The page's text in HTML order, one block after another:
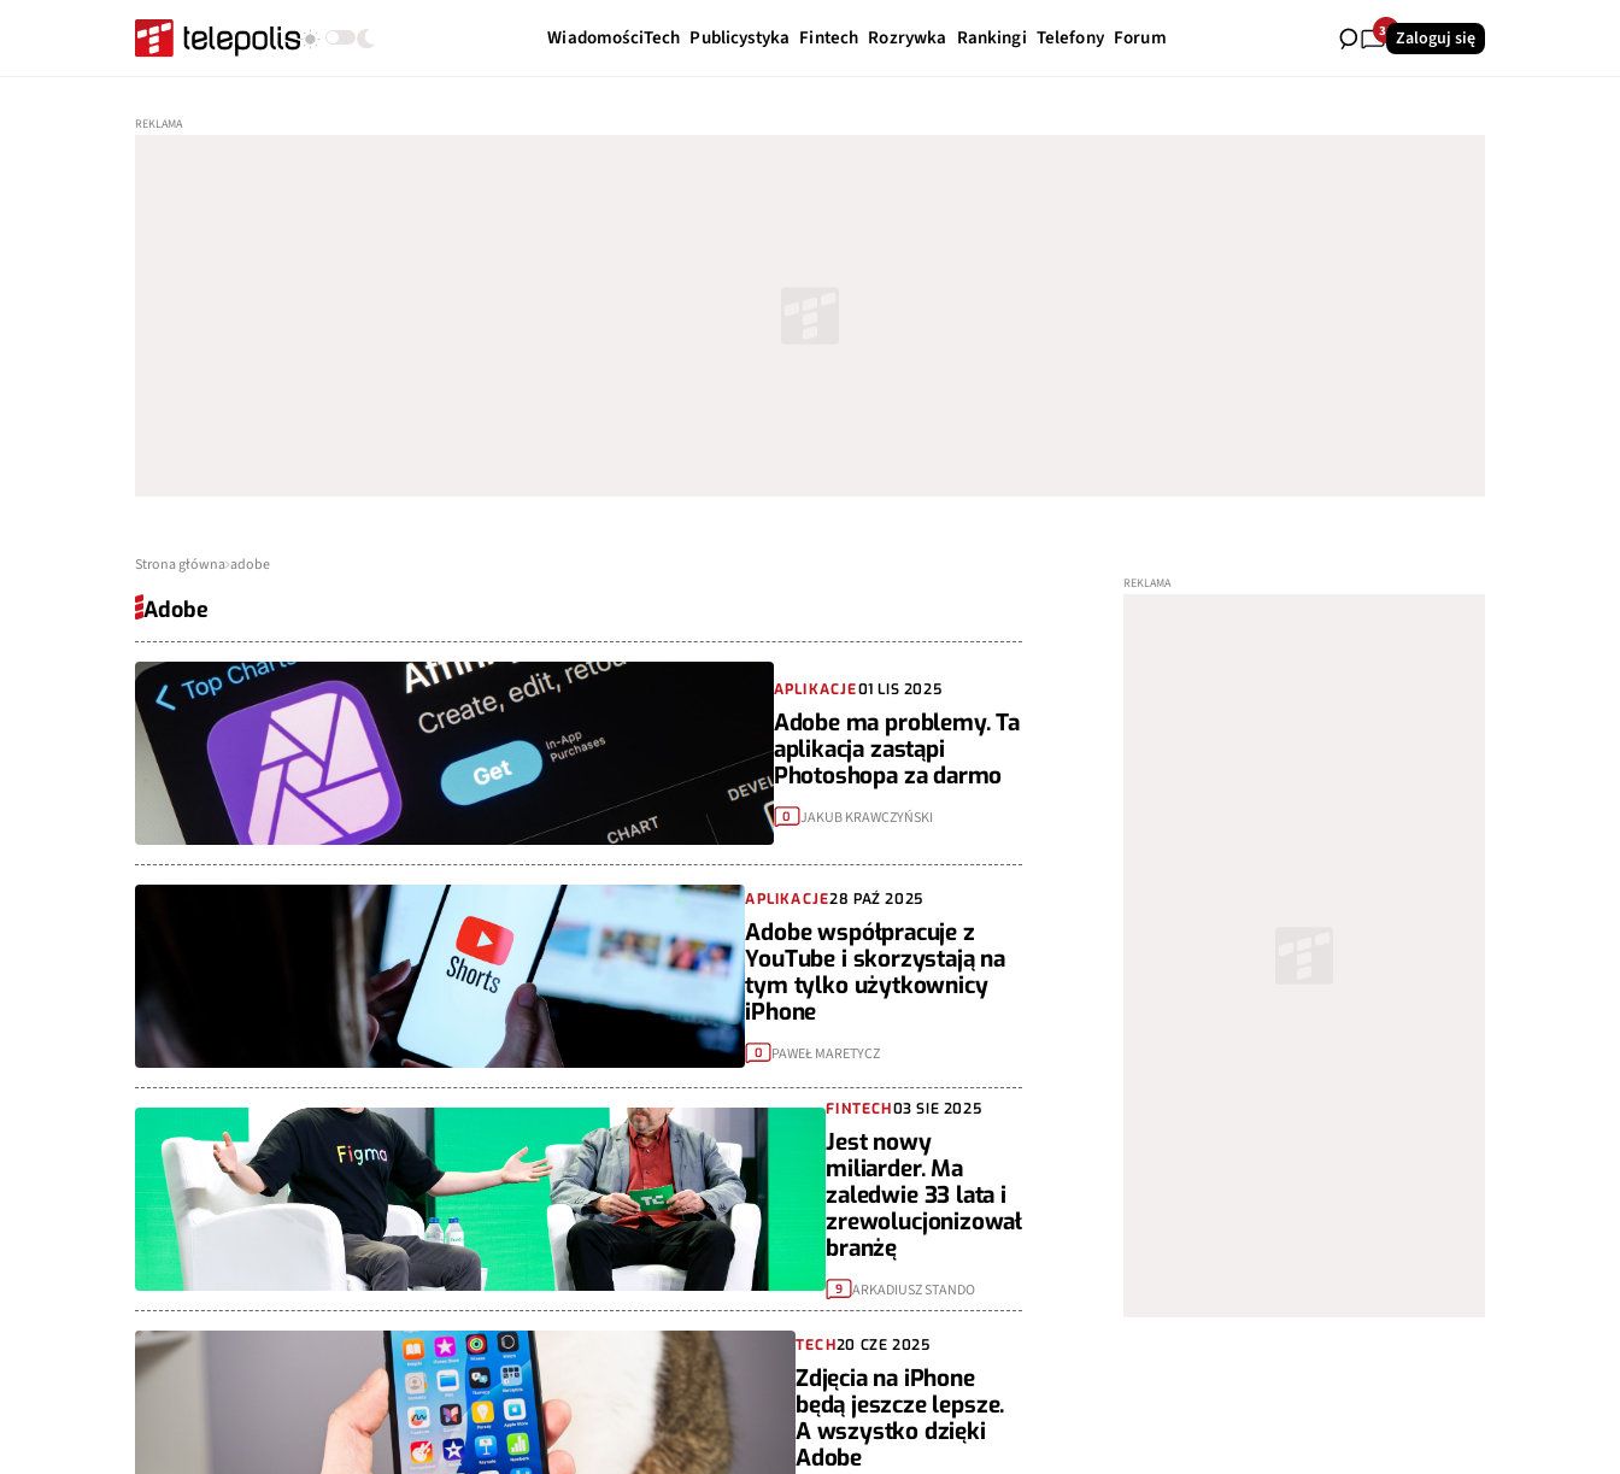
WiadomościTech Publicystyka Fintech Rozrywka Rankingi Telefony Forum 30Zaloguj się
Strona główna adobe
Adobe
APLIKACJE01 LIS 2025
Adobe ma problemy. Ta
aplikacja zastąpi
Photoshopa za darmo
0 JAKUB KRAWCZYŃSKI
APLIKACJE28 PAŹ 2025
Adobe współpracuje z
YouTube i skorzystają na
tym tylko użytkownicy
iPhone
0 PAWEŁ MARETYCZ
FINTECH03 SIE 2025
Jest nowy
miliarder. Ma
zaledwie 33 lata i
zrewolucjonizował
branżę
9 ARKADIUSZ STANDO
TECH20 CZE 2025
Zdjęcia na iPhone
będą jeszcze lepsze.
A wszystko dzięki
Adobe